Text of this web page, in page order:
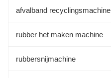
afvalband recyclingsmachine
rubber het maken machine
rubbersnijmachine